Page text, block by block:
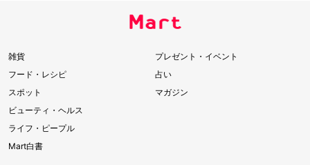
雑貨
フード・レシピ
スポット
ビューティ・ヘルス
ライフ・ピープル
Mart白書
プレゼント・イベント
占い
マガジン